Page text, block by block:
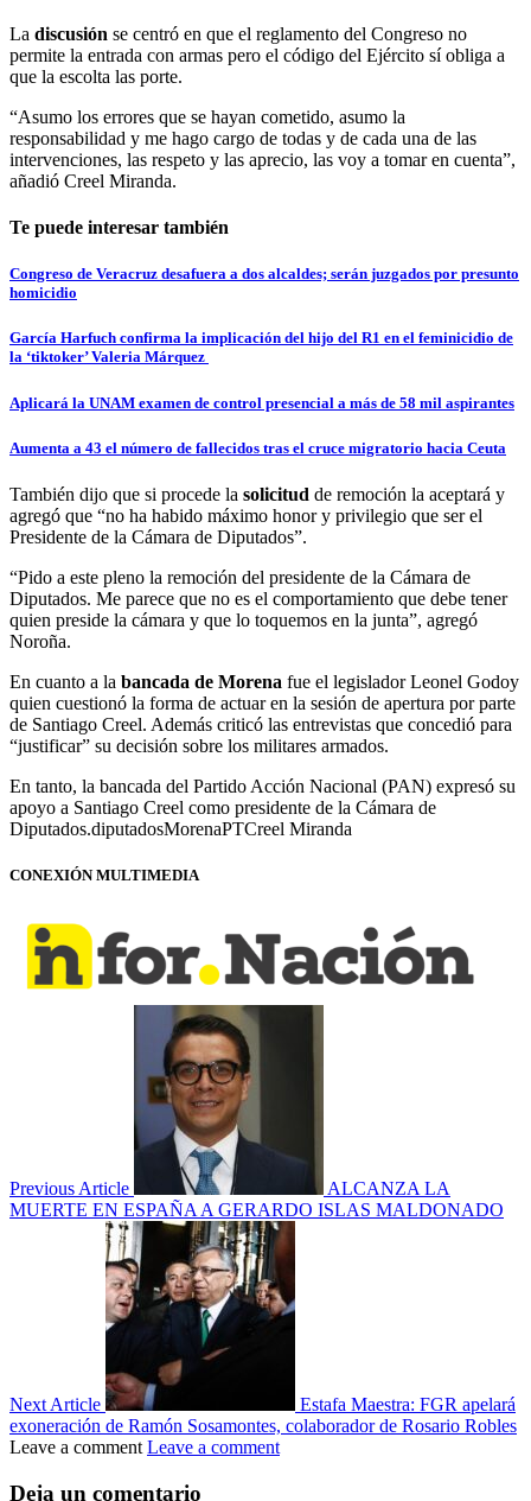
La discusión se centró en que el reglamento del Congreso no
permite la entrada con armas pero el código del Ejército sí obliga a
que la escolta las porte.
“Asumo los errores que se hayan cometido, asumo la
responsabilidad y me hago cargo de todas y de cada una de las
intervenciones, las respeto y las aprecio, las voy a tomar en cuenta”,
añadió Creel Miranda.
Te puede interesar también
Congreso de Veracruz desafuera a dos alcaldes; serán juzgados por presunto
homicidio
García Harfuch confirma la implicación del hijo del R1 en el feminicidio de
la ‘tiktoker’ Valeria Márquez
Aplicará la UNAM examen de control presencial a más de 58 mil aspirantes
Aumenta a 43 el número de fallecidos tras el cruce migratorio hacia Ceuta
También dijo que si procede la solicitud de remoción la aceptará y
agregó que “no ha habido máximo honor y privilegio que ser el
Presidente de la Cámara de Diputados”.
“Pido a este pleno la remoción del presidente de la Cámara de
Diputados. Me parece que no es el comportamiento que debe tener
quien preside la cámara y que lo toquemos en la junta”, agregó
Noroña.
En cuanto a la bancada de Morena fue el legislador Leonel Godoy
quien cuestionó la forma de actuar en la sesión de apertura por parte
de Santiago Creel. Además criticó las entrevistas que concedió para
“justificar” su decisión sobre los militares armados.
En tanto, la bancada del Partido Acción Nacional (PAN) expresó su
apoyo a Santiago Creel como presidente de la Cámara de
Diputados.diputadosMorenaPTCreel Miranda
CONEXIÓN MULTIMEDIA
Previous Article
ALCANZA LA
MUERTE EN ESPAÑA A GERARDO ISLAS MALDONADO
Next Article
Estafa Maestra: FGR apelará
exoneración de Ramón Sosamontes, colaborador de Rosario Robles
Leave a comment Leave a comment
Deja un comentario